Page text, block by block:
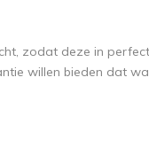
zodat deze in
willen bieden dat